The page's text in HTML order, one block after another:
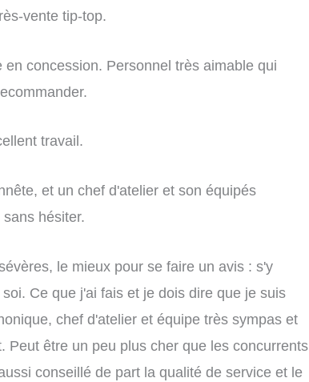
vente tip-top.
concession. Personnel très aimable qui
travail.
et un chef d'atelier et son équipés
hésiter.
le mieux pour se faire un avis : s'y
Ce que j'ai fais et je dois dire que je suis
chef d'atelier et équipe très sympas et
Peut être un peu plus cher que les concurrents
conseillé de part la qualité de service et le